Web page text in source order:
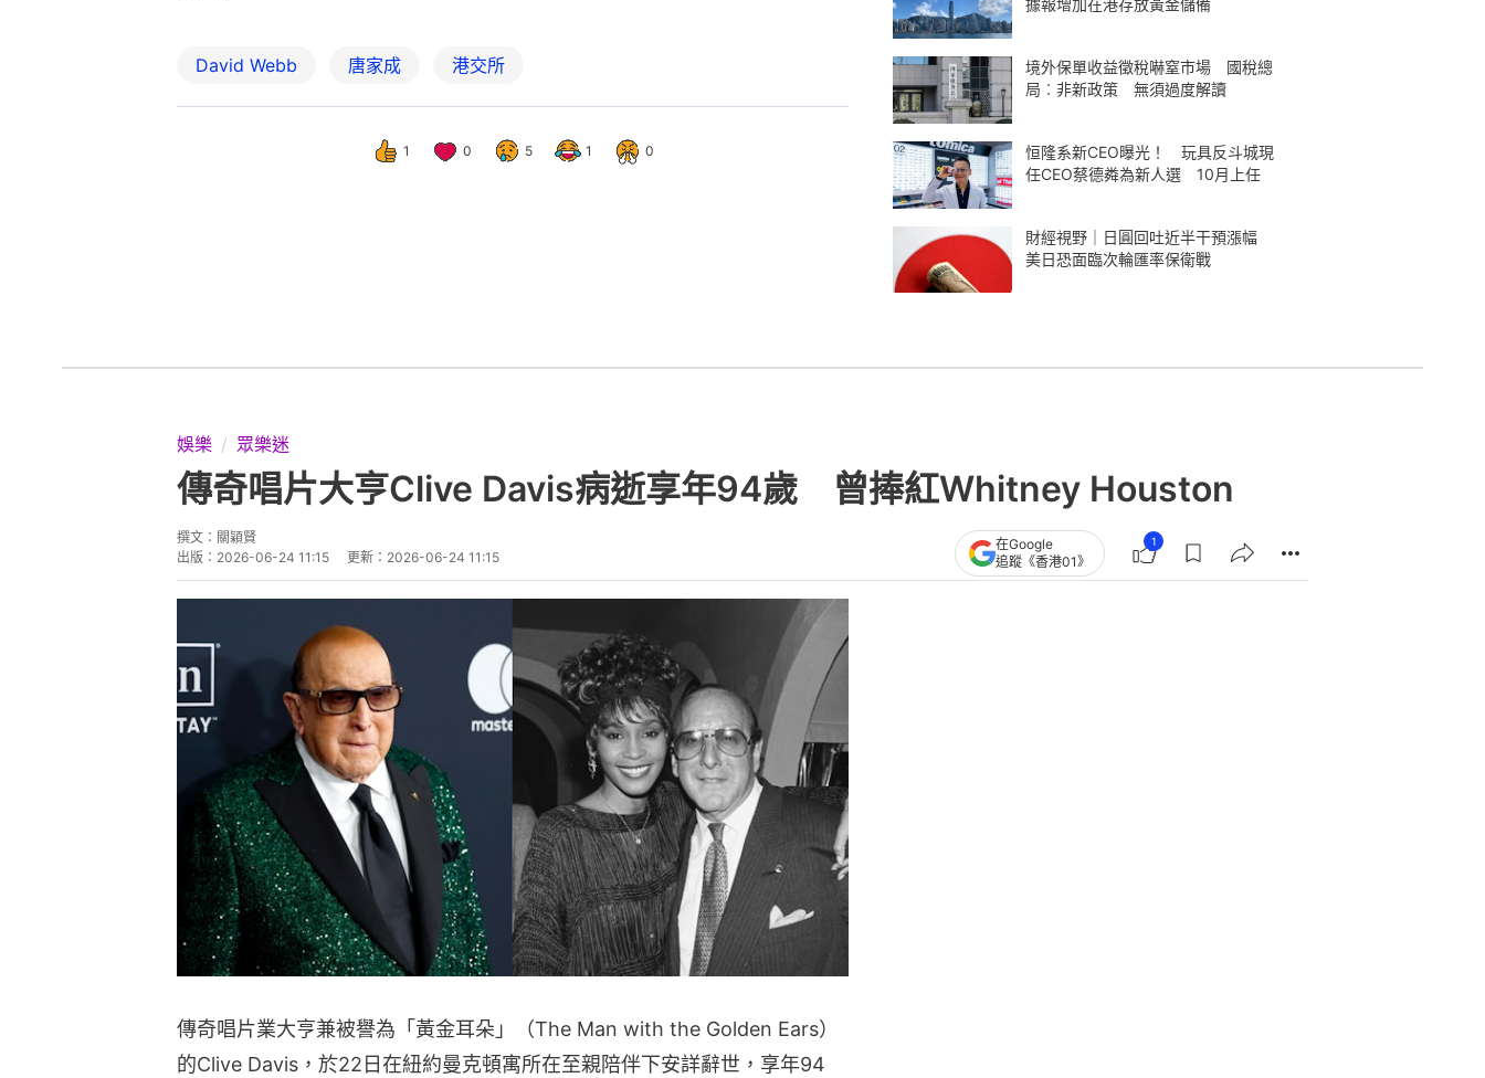
David Webb 唐家成 港交所
1 0 5 1 0
據報增加在港存放黃金儲備
境外保單收益徵稅嚇窒市場 國稅總
局︰非新政策 無須過度解讀
恒隆系新CEO曝光！ 玩具反斗城現
任CEO蔡德粦為新人選 10月上任
財經視野｜日圓回吐近半干預漲幅
美日恐面臨次輪匯率保衛戰
娛樂 眾樂迷
傳奇唱片大亨Clive Davis病逝享年94歲 曾捧紅Whitney Houston
撰文： 關穎賢
出版： 2026-06-24 11:15 更新： 2026-06-24 11:15
在Google
追蹤《香港01》
1
傳奇唱片業大亨兼被譽為「黃金耳朵」（The Man with the Golden Ears）
的Clive Davis，於22日在紐約曼克頓寓所在至親陪伴下安詳辭世，享年94